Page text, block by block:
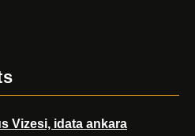
Vizesi, idata ankara